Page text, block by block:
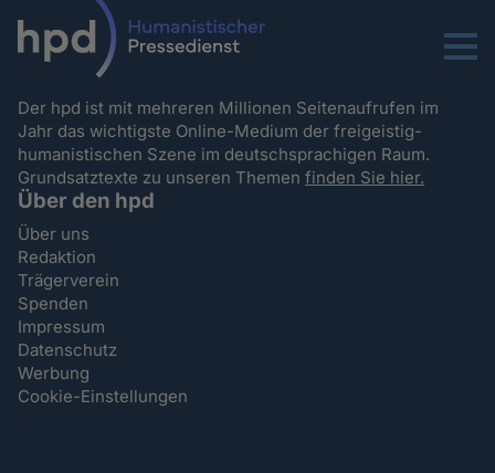
Menu
Der hpd ist mit mehreren Millionen Seitenaufrufen im
Jahr das wichtigste Online-Medium der freigeistig-
humanistischen Szene im deutschsprachigen Raum.
Grundsatztexte zu unseren Themenfinden Sie hier.
Über den hpd
Über uns
Redaktion
Trägerverein
Spenden
Impressum
Datenschutz
Werbung
Cookie-Einstellungen